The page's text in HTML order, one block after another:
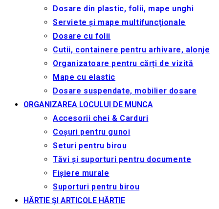
Dosare din plastic, folii, mape unghi
Serviete și mape multifuncționale
Dosare cu folii
Cutii, containere pentru arhivare, alonje
Organizatoare pentru cărți de vizită
Mape cu elastic
Dosare suspendate, mobilier dosare
ORGANIZAREA LOCULUI DE MUNCA
Accesorii chei & Сarduri
Coșuri pentru gunoi
Seturi pentru birou
Tăvi și suporturi pentru documente
Fișiere murale
Suporturi pentru birou
HÂRTIE ȘI ARTICOLE HÂRTIE